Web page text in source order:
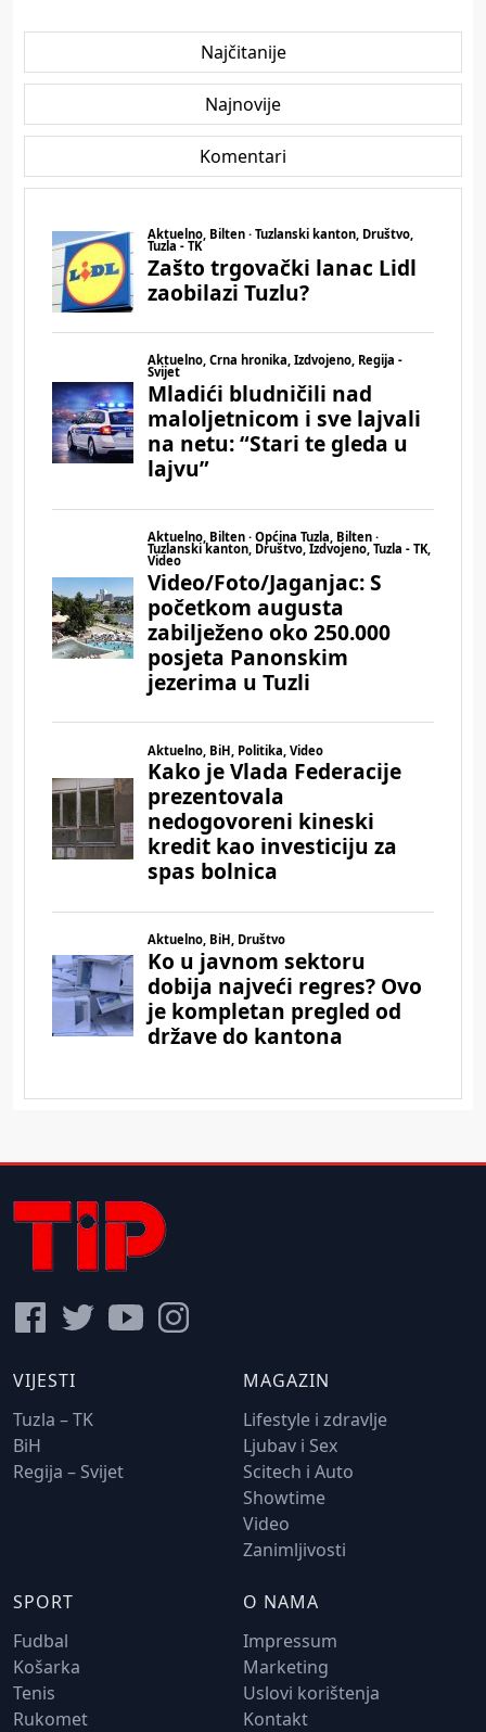
Najčitanije
Najnovije
Komentari
VIJESTI
Tuzla – TK
BiH
Regija – Svijet
MAGAZIN
Lifestyle i zdravlje
Ljubav i Sex
Scitech i Auto
Showtime
Video
Zanimljivosti
SPORT
Fudbal
Košarka
Tenis
Rukomet
O NAMA
Impressum
Marketing
Uslovi korištenja
Kontakt